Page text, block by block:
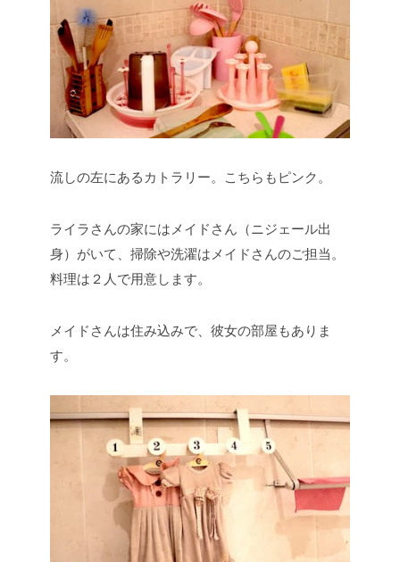
流しの左にあるカトラリー。こちらもピンク。
ライラさんの家にはメイドさん（ニジェール出
身）がいて、掃除や洗濯はメイドさんのご担当。
料理は２人で用意します。
メイドさんは住み込みで、彼女の部屋もありま
す。